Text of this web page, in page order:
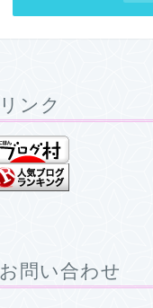
リンク
お問い合わせ